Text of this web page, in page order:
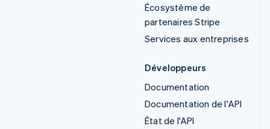
Écosystème de
partenaires Stripe
Services aux entreprises
Développeurs
Documentation
Documentation de l'API
État de l'API